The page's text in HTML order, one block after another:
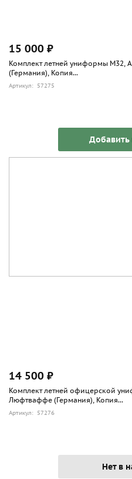
15 000 ₽
Комплект летней униформы М32,
(Германия), Копия...
Артикул: 57275
Добавить
14 500 ₽
Комплект летней офицерской
Люфтваффе (Германия), Копия...
Артикул: 57276
Нет в